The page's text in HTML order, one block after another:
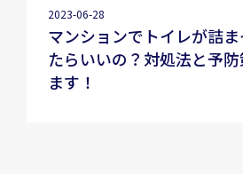
2023-06-28
マンションでトイレが詰
たらいいの？対処法と予
ます！